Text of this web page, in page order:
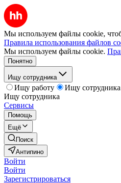
Мы используем файлы cookie,
Правила использования файлов
Мы используем файлы cookie.
Понятно
Ищу сотрудника
Ищу работу
Ищу сотрудника
Ищу сотрудника
Сервисы
Помощь
Ещё
Поиск
Антипино
Войти
Войти
Зарегистрироваться